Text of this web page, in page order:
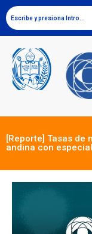
[Reporte] Tasas de
andina con